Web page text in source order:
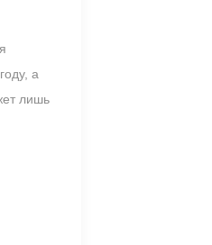
а
лишь